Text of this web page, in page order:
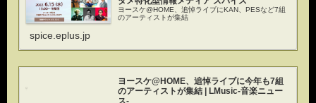
ヨースケ@HOME、追悼ライブにKAN、PESなど7組
のアーティストが集結
spice.eplus.jp
ヨースケ@HOME、追悼ライブに今年も7組
のアーティストが集結 | LMusic-音楽ニュー
ス-